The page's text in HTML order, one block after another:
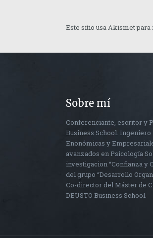
Este sitio usa Akismet para
Sobre mí
Conferenciante, escritor y
Business School. Ingeniero
Enonómicas y
avanzados en Psicología
investigacion “Confianza y
del grupo “Desarrollo
Co-director del Máster de
DEUSTO Business School.